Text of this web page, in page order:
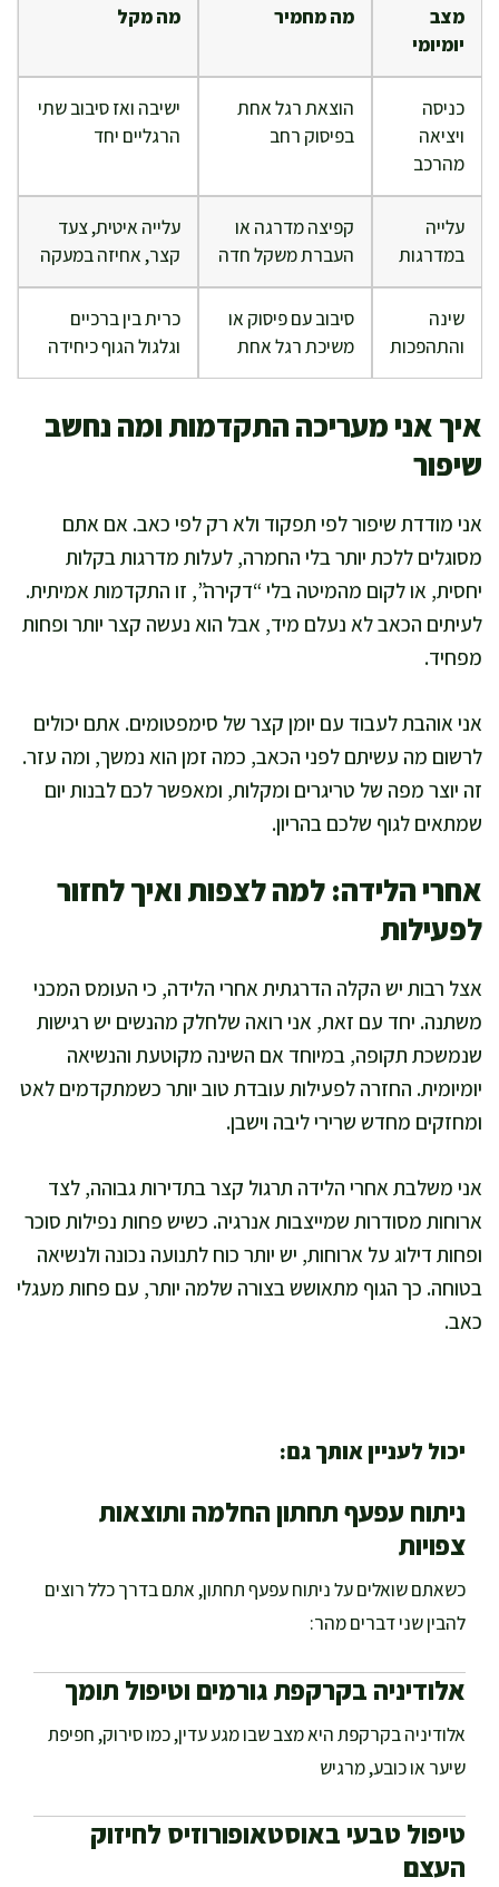
מצב
יומיומי
מה מחמיר מה מקל
כניסה
ויציאה
מהרכב
הוצאת רגל אחת
בפיסוק רחב
ישיבה ואז סיבוב שתי
הרגליים יחד
עלייה
במדרגות
קפיצה מדרגה או
העברת משקל חדה
עלייה איטית, צעד
קצר, אחיזה במעקה
שינה
והתהפכות
סיבוב עם פיסוק או
משיכת רגל אחת
כרית בין ברכיים
וגלגול הגוף כיחידה
איך אני מעריכה התקדמות ומה נחשב
שיפור
אני מודדת שיפור לפי תפקוד ולא רק לפי כאב. אם אתם
מסוגלים ללכת יותר בלי החמרה, לעלות מדרגות בקלות
יחסית, או לקום מהמיטה בלי “דקירה”, זו התקדמות אמיתית.
לעיתים הכאב לא נעלם מיד, אבל הוא נעשה קצר יותר ופחות
מפחיד.
אני אוהבת לעבוד עם יומן קצר של סימפטומים. אתם יכולים
לרשום מה עשיתם לפני הכאב, כמה זמן הוא נמשך, ומה עזר.
זה יוצר מפה של טריגרים ומקלות, ומאפשר לכם לבנות יום
שמתאים לגוף שלכם בהריון.
אחרי הלידה: למה לצפות ואיך לחזור
לפעילות
אצל רבות יש הקלה הדרגתית אחרי הלידה, כי העומס המכני
משתנה. יחד עם זאת, אני רואה שלחלק מהנשים יש רגישות
שנמשכת תקופה, במיוחד אם השינה מקוטעת והנשיאה
יומיומית. החזרה לפעילות עובדת טוב יותר כשמתקדמים לאט
ומחזקים מחדש שרירי ליבה וישבן.
אני משלבת אחרי הלידה תרגול קצר בתדירות גבוהה, לצד
ארוחות מסודרות שמייצבות אנרגיה. כשיש פחות נפילות סוכר
ופחות דילוג על ארוחות, יש יותר כוח לתנועה נכונה ולנשיאה
בטוחה. כך הגוף מתאושש בצורה שלמה יותר, עם פחות מעגלי
כאב.
יכול לעניין אותך גם:
ניתוח עפעף תחתון החלמה ותוצאות
צפויות
כשאתם שואלים על ניתוח עפעף תחתון, אתם בדרך כלל רוצים
להבין שני דברים מהר:
אלודיניה בקרקפת גורמים וטיפול תומך
אלודיניה בקרקפת היא מצב שבו מגע עדין, כמו סירוק, חפיפת
שיער או כובע, מרגיש
טיפול טבעי באוסטאופורוזיס לחיזוק
העצם